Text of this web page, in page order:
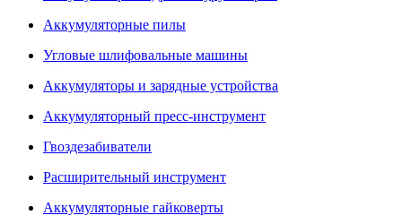
Аккумуляторные пилы
Угловые шлифовальные машины
Аккумуляторы и зарядные устройства
Аккумуляторный пресс-инструмент
Гвоздезабиватели
Расширительный инструмент
Аккумуляторные гайковерты